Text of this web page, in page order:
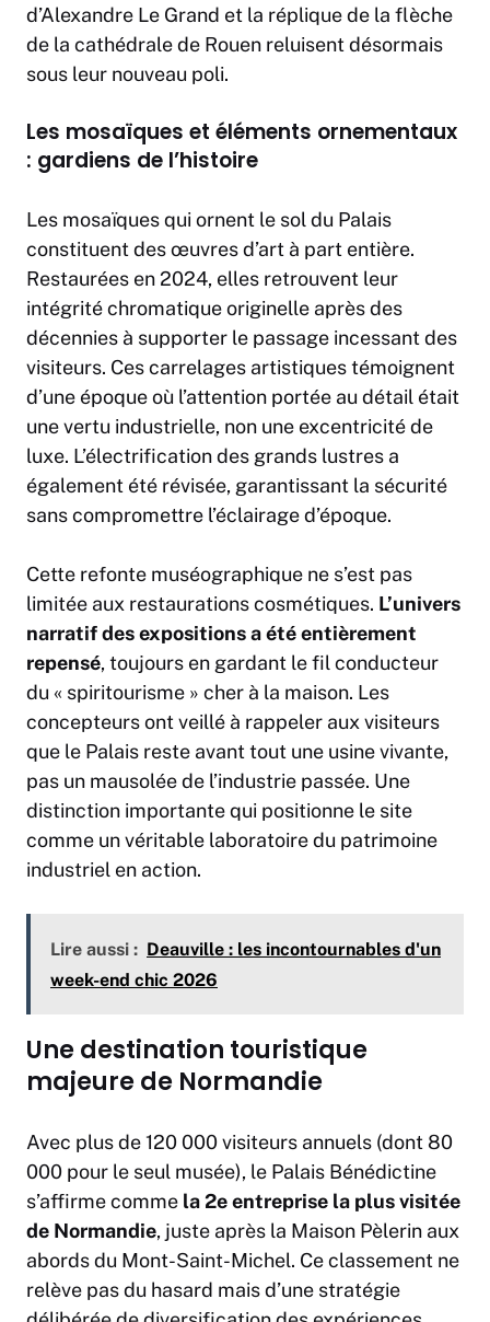
d’Alexandre Le Grand et la réplique de la flèche
de la cathédrale de Rouen reluisent désormais
sous leur nouveau poli.
Les mosaïques et éléments ornementaux
: gardiens de l’histoire
Les mosaïques qui ornent le sol du Palais
constituent des œuvres d’art à part entière.
Restaurées en 2024, elles retrouvent leur
intégrité chromatique originelle après des
décennies à supporter le passage incessant des
visiteurs. Ces carrelages artistiques témoignent
d’une époque où l’attention portée au détail était
une vertu industrielle, non une excentricité de
luxe. L’électrification des grands lustres a
également été révisée, garantissant la sécurité
sans compromettre l’éclairage d’époque.
Cette refonte muséographique ne s’est pas
limitée aux restaurations cosmétiques. L’univers
narratif des expositions a été entièrement
repensé, toujours en gardant le fil conducteur
du « spiritourisme » cher à la maison. Les
concepteurs ont veillé à rappeler aux visiteurs
que le Palais reste avant tout une usine vivante,
pas un mausolée de l’industrie passée. Une
distinction importante qui positionne le site
comme un véritable laboratoire du patrimoine
industriel en action.
Lire aussi : Deauville : les incontournables d'un
week-end chic 2026
Une destination touristique
majeure de Normandie
Avec plus de 120 000 visiteurs annuels (dont 80
000 pour le seul musée), le Palais Bénédictine
s’affirme comme la 2e entreprise la plus visitée
de Normandie, juste après la Maison Pèlerin aux
abords du Mont-Saint-Michel. Ce classement ne
relève pas du hasard mais d’une stratégie